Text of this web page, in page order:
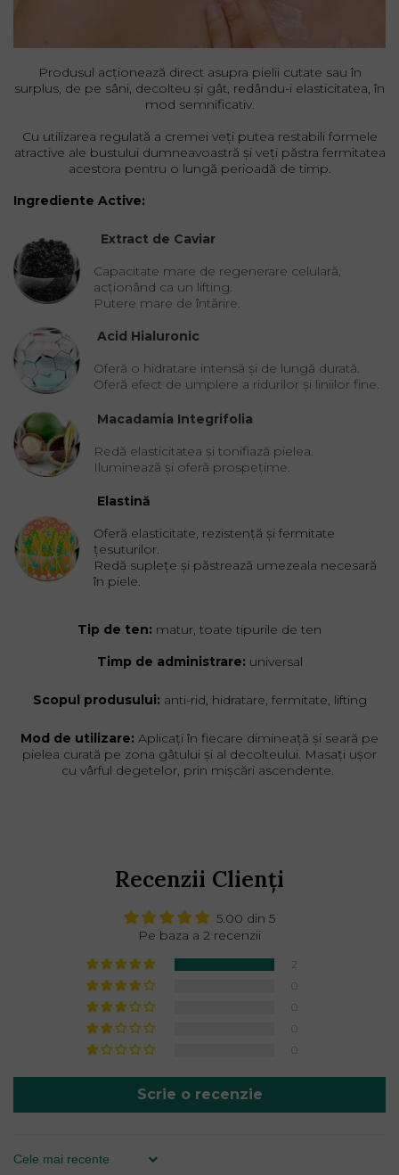
Produsul acționează direct asupra pielii cutate sau în
surplus, de pe sâni, decolteu și gât, redându-i elasticitatea, în
mod semnificativ.
Cu utilizarea regulată a cremei veți putea restabili formele
atractive ale bustului dumneavoastră și veți păstra fermitatea
acestora pentru o lungă perioadă de timp.
Ingrediente Active:
Extract de Caviar
Capacitate mare de regenerare celulară,
acționând ca un lifting.
Putere mare de întărire.
Acid Hialuronic
Oferă o hidratare intensă și de lungă durată.
Oferă efect de umplere a ridurilor și liniilor fine.
Macadamia Integrifolia
Redă elasticitatea și tonifiază pielea.
Iluminează și oferă prospețime.
Elastină
Oferă elasticitate, rezistență și fermitate
țesuturilor.
Redă suplețe și păstrează umezeala necesară
în piele.
Tip de ten: matur, toate tipurile de ten
Timp de administrare: universal
Scopul produsului: anti-rid, hidratare, fermitate, lifting
Mod de utilizare: Aplicați în fiecare dimineață și seară pe
pielea curată pe zona gâtului și al decolteului. Masați ușor
cu vârful degetelor, prin mișcări ascendente.
Recenzii Clienți
5.00 din 5
Pe baza a 2 recenzii
2
0
0
0
0
Scrie o recenzie
Sort by